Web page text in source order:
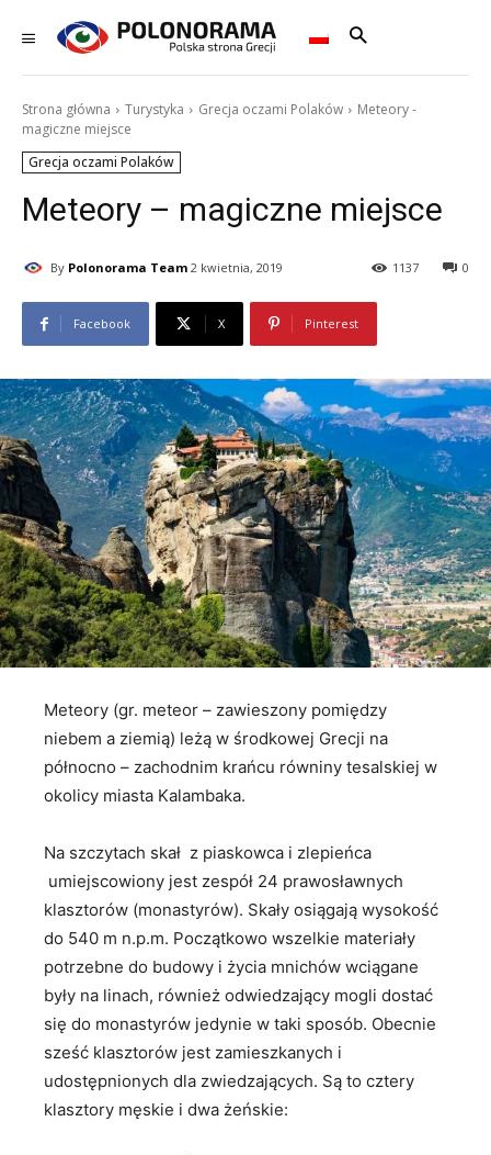
Strona główna Turystyka Grecja oczami Polaków
Meteory -
magiczne miejsce
Grecja oczami Polaków
Meteory – magiczne miejsce
By Polonorama Team 2 kwietnia, 2019 0
1137
Facebook X Pinterest
Meteory (gr. meteor – zawieszony pomiędzy
niebem a ziemią) leżą w środkowej Grecji na
północno – zachodnim krańcu równiny tesalskiej w
okolicy miasta Kalambaka.
Na szczytach skał z piaskowca i zlepieńca
umiejscowiony jest zespół 24 prawosławnych
klasztorów (monastyrów). Skały osiągają wysokość
do 540 m n.p.m. Początkowo wszelkie materiały
potrzebne do budowy i życia mnichów wciągane
były na linach, również odwiedzający mogli dostać
się do monastyrów jedynie w taki sposób. Obecnie
sześć klasztorów jest zamieszkanych i
udostępnionych dla zwiedzających. Są to cztery
klasztory męskie i dwa żeńskie: